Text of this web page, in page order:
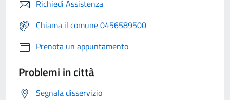
Richiedi Assistenza
Chiama il comune 0456589500
Prenota un appuntamento
Problemi in città
Segnala disservizio